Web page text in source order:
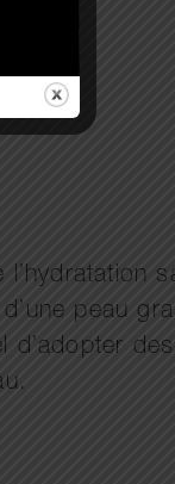
peau
d’adopter